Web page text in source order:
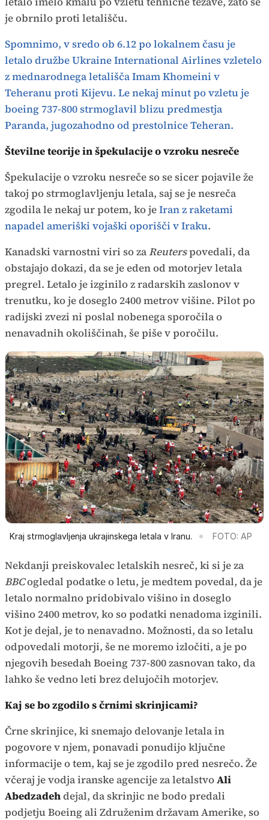
je obrnilo proti letališču.
Spomnimo, v sredo ob 6.12 po lokalnem času je
letalo družbe Ukraine International Airlines vzletelo
z mednarodnega letališča Imam Khomeini v
Teheranu proti Kijevu. Le nekaj minut po vzletu je
boeing 737-800 strmoglavil blizu predmestja
Paranda, jugozahodno od prestolnice Teheran.
Številne teorije in špekulacijeo vzroku nesreče
Špekulacije o vzroku nesreče so se sicer pojavile že
takoj po strmoglavljenju letala, saj se je nesreča
zgodila le nekaj ur potem, ko jeIran z raketami
napadel ameriški vojaški oporišči v Iraku.
Kanadski varnostni viri so zaReuterspovedali, da
obstajajo dokazi, da se je eden od motorjev letala
pregrel. Letalo je izginilo z radarskih zaslonov v
trenutku, ko je doseglo 2400 metrov višine. Pilot po
radijski zvezi ni poslal nobenega sporočila o
nenavadnih okoliščinah, še piše v poročilu.
Kraj strmoglavljenja ukrajinskega letala v Iranu. FOTO: AP
Nekdanji preiskovalec letalskih nesreč, ki si je za
BBCogledal podatke o letu, je medtem povedal, da je
letalo normalno pridobivalo višino in doseglo
višino 2400 metrov, ko so podatki nenadoma izginili.
Kot je dejal, je to nenavadno. Možnosti, da so letalu
odpovedali motorji, še ne moremo izločiti, a je po
njegovih besedah Boeing 737-800 zasnovan tako, da
lahko še vedno leti brez delujočih motorjev.
Kaj se bo zgodilo s črnimi skrinjicami?
Črne skrinjice, ki snemajo delovanje letala in
pogovore v njem, ponavadi ponudijo ključne
informacije o tem, kaj se je zgodilo pred nesrečo. Že
včeraj je vodja iranske agencije za letalstvoAli
Abedzadehdejal, da skrinjic ne bodo predali
podjetju Boeing ali Združenim državam Amerike, so